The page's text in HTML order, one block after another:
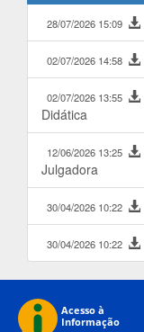
28/07/2026 15:09
02/07/2026 14:58
02/07/2026 13:55
Didática
12/06/2026 13:25
Julgadora
30/04/2026 10:22
30/04/2026 10:22